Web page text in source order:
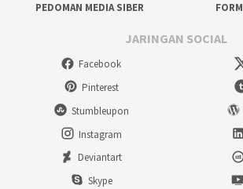
PEDOMAN MEDIA SIBER
JARINGAN SOCIAL
Facebook
Pinterest
Stumbleupon
Instagram
Deviantart
Skype